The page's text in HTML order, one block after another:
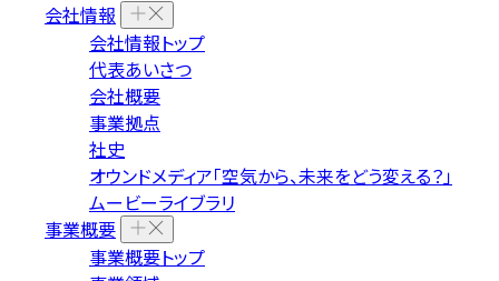
会社情報
会社情報トップ
代表あいさつ
会社概要
事業拠点
社史
オウンドメディア「空気から、未来をどう変える？」
ムービーライブラリ
事業概要
事業概要トップ